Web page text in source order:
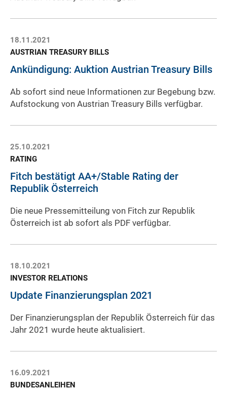
18.11.2021
AUSTRIAN TREASURY BILLS
Ankündigung: Auktion Austrian Treasury Bills
Ab sofort sind neue Informationen zur Begebung bzw.
Aufstockung von Austrian Treasury Bills verfügbar.
25.10.2021
RATING
Fitch bestätigt AA+/Stable Rating der
Republik Österreich
Die neue Pressemitteilung von Fitch zur Republik
Österreich ist ab sofort als PDF verfügbar.
18.10.2021
INVESTOR RELATIONS
Update Finanzierungsplan 2021
Der Finanzierungsplan der Republik Österreich für das
Jahr 2021 wurde heute aktualisiert.
16.09.2021
BUNDESANLEIHEN